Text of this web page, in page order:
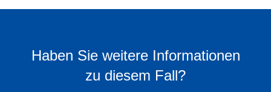
Haben Sie weitere Informationen
zu diesem Fall?